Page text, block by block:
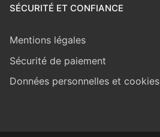
SÉCURITÉ ET CONFIANCE
Mentions légales
Sécurité de paiement
Données personnelles et cookies